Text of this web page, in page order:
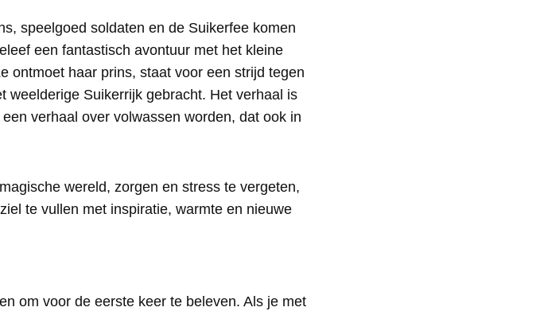
speelgoed soldaten en de Suikerfee komen
een fantastisch avontuur met het kleine
ontmoet haar prins, staat voor een strijd tegen
weelderige Suikerrijk gebracht. Het verhaal is
verhaal over volwassen worden, dat ook in
wereld, zorgen en stress te vergeten,
te vullen met inspiratie, warmte en nieuwe
om voor de eerste keer te beleven. Als je met